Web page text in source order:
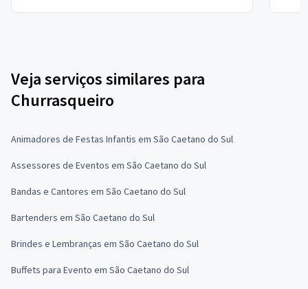
Veja serviços similares para
Churrasqueiro
Animadores de Festas Infantis em São Caetano do Sul
Assessores de Eventos em São Caetano do Sul
Bandas e Cantores em São Caetano do Sul
Bartenders em São Caetano do Sul
Brindes e Lembranças em São Caetano do Sul
Buffets para Evento em São Caetano do Sul